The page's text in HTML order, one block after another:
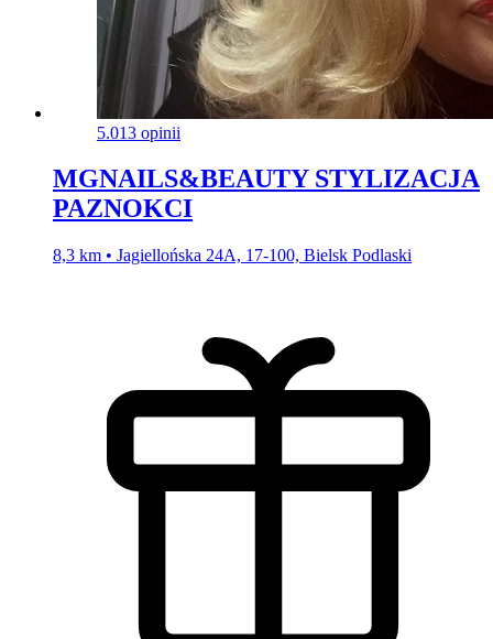
5.013 opinii
MGNAILS&BEAUTY STYLIZACJA
PAZNOKCI
8,3 km • Jagiellońska 24A, 17-100, Bielsk Podlaski